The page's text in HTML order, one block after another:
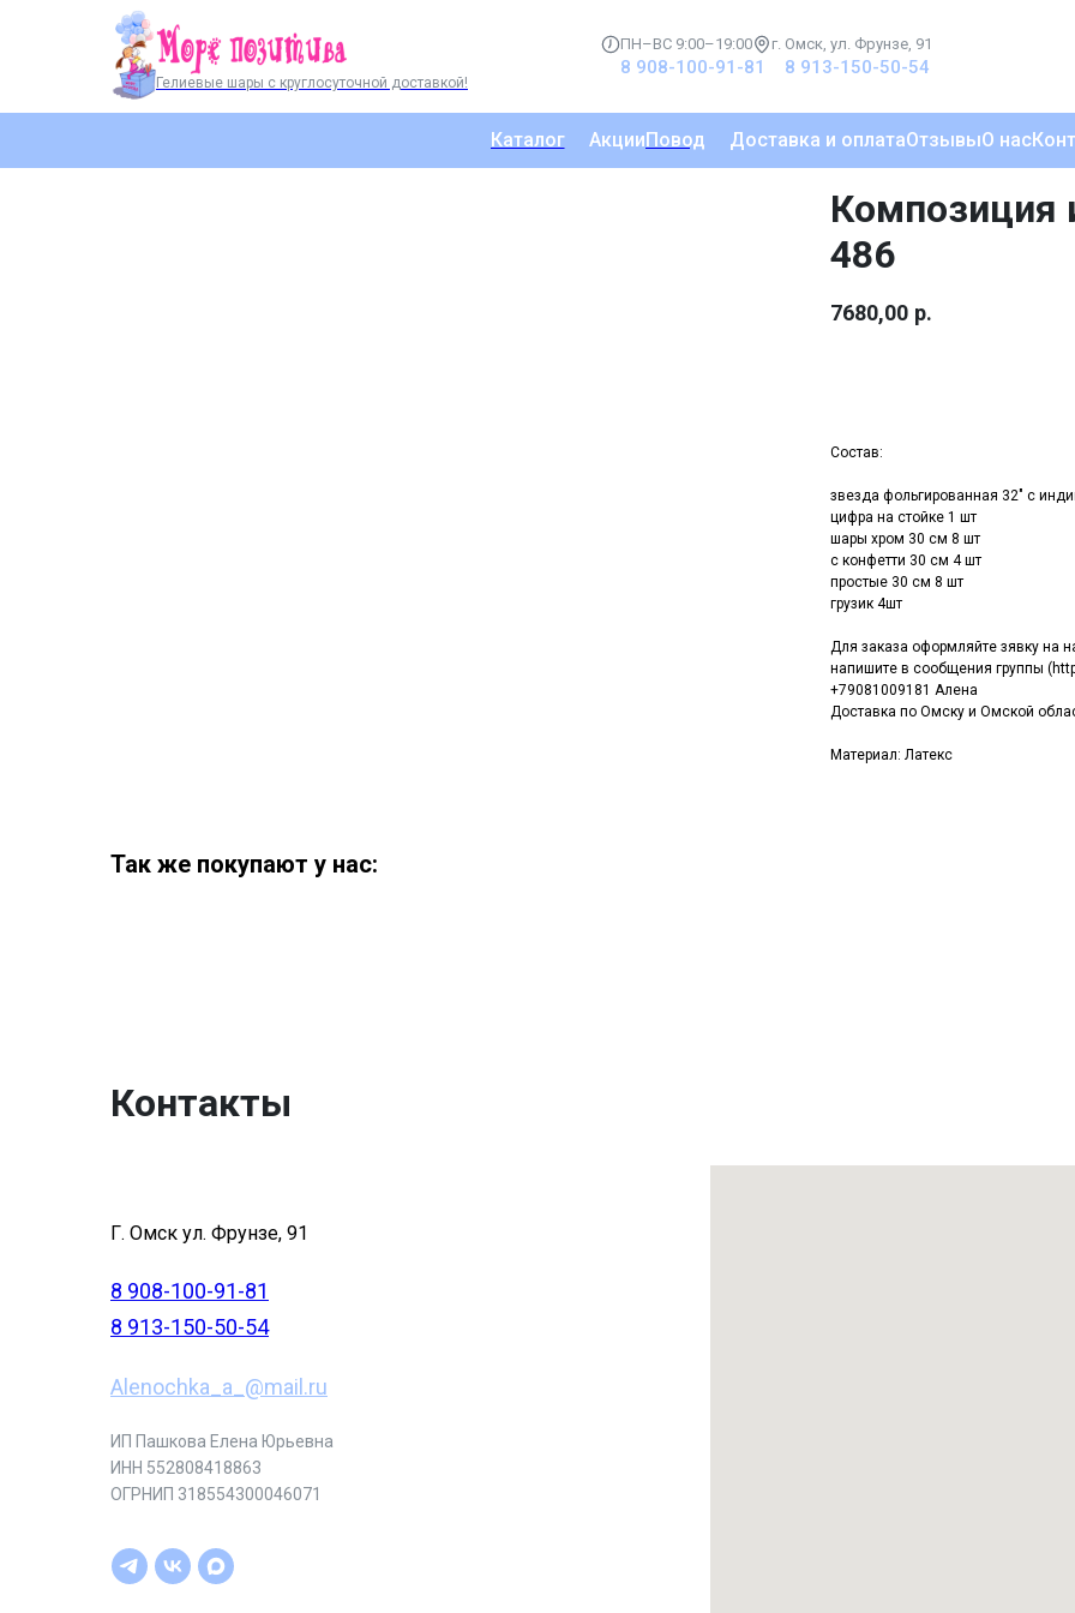
Гелиевые шары с круглосуточной доставкой!
ПН–ВС 9:00–19:00 г. Омск, ул. Фрунзе, 91
8 908-100-91-81 8 913-150-50-54
Каталог АкцииПовод Доставка и оплатаОтзывыО нас
Композиция
486
7680,00 р.
Состав:
звезда фольгированная 32" с
цифра на стойке 1 шт
шары хром 30 см 8 шт
с конфетти 30 см 4 шт
простые 30 см 8 шт
грузик 4шт
Для заказа оформляйте зявку на
напишите в сообщения группы
+79081009181 Алена
Доставка по Омску и Омской
Материал: Латекс
Так же покупают у нас:
Контакты
Г. Омск ул. Фрунзе, 91
8 908-100-91-81
8 913-150-50-54
Alenochka_a_@mail.ru
ИП Пашкова Елена Юрьевна
ИНН 552808418863
ОГРНИП 318554300046071